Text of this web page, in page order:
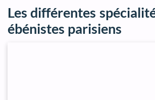
Les différentes
ébénistes parisiens